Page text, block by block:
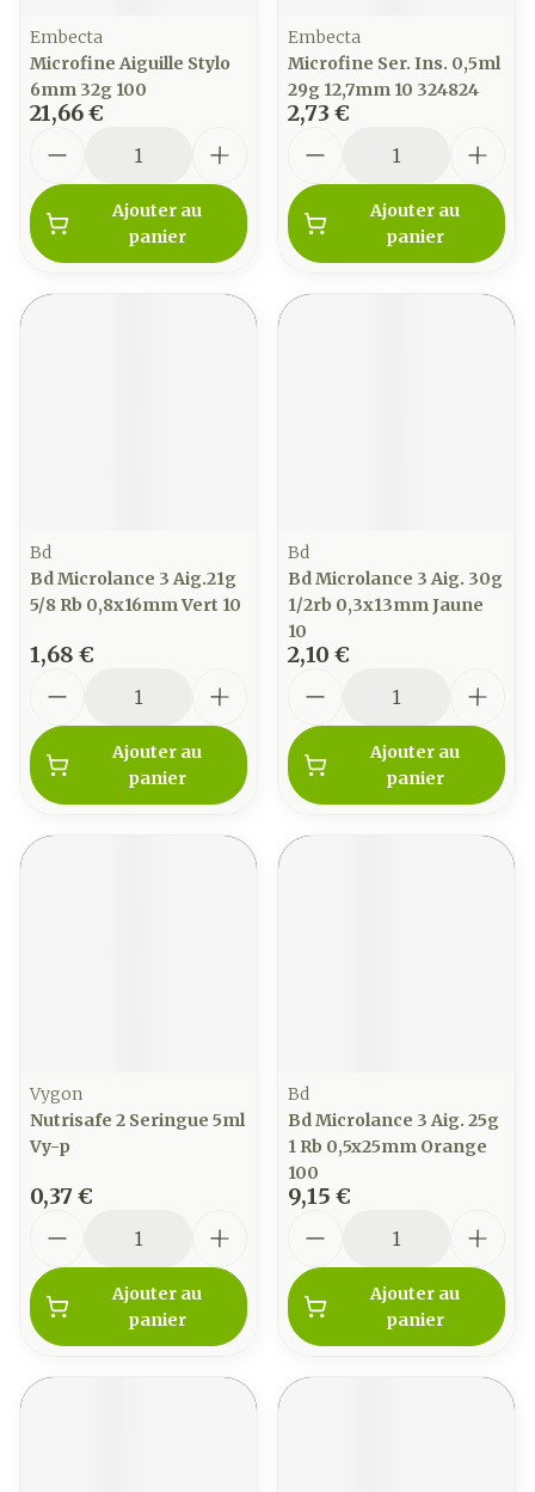
Embecta
Microfine Aiguille Stylo
6mm 32g 100
21,66 €
Ajouter au
panier
Embecta
Microfine Ser. Ins. 0,5ml
29g 12,7mm 10 324824
2,73 €
Ajouter au
panier
Bd
Bd Microlance 3 Aig.21g
5/8 Rb 0,8x16mm Vert 10
1,68 €
Ajouter au
panier
Bd
Bd Microlance 3 Aig. 30g
1/2rb 0,3x13mm Jaune
10
2,10 €
Ajouter au
panier
Vygon
Nutrisafe 2 Seringue 5ml
Vy-p
0,37 €
Ajouter au
panier
Bd
Bd Microlance 3 Aig. 25g
1 Rb 0,5x25mm Orange
100
9,15 €
Ajouter au
panier